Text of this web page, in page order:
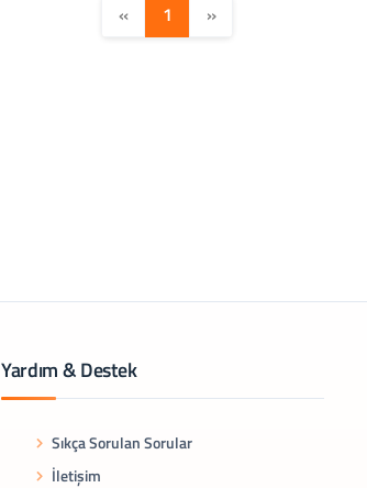
« 1 »
Yardım & Destek
Sıkça Sorulan Sorular
İletişim